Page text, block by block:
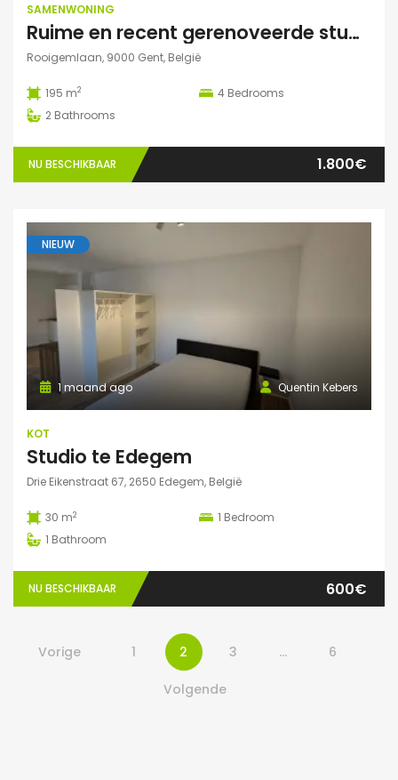
SAMENWONING
Ruime en recent gerenoveerde studentenwoning op toplocatie in Gent
Rooigemlaan, 9000 Gent, België
195 m2 4 Bedrooms
2 Bathrooms
NU BESCHIKBAAR 1.800€
NIEUW
Quentin Kebers
1 maand ago
KOT
Studio te Edegem
Drie Eikenstraat 67, 2650 Edegem, België
30 m2 1 Bedroom
1 Bathroom
NU BESCHIKBAAR 600€
Vorige 1 2 3 … 6
Volgende